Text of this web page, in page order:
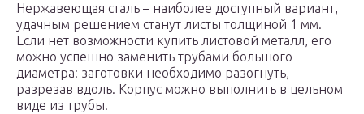
Нержавеющая сталь – наиболее доступный вариант,
удачным решением станут листы толщиной 1 мм.
Если нет возможности купить листовой металл, его
можно успешно заменить трубами большого
диаметра: заготовки необходимо разогнуть,
разрезав вдоль. Корпус можно выполнить в цельном
виде из трубы.